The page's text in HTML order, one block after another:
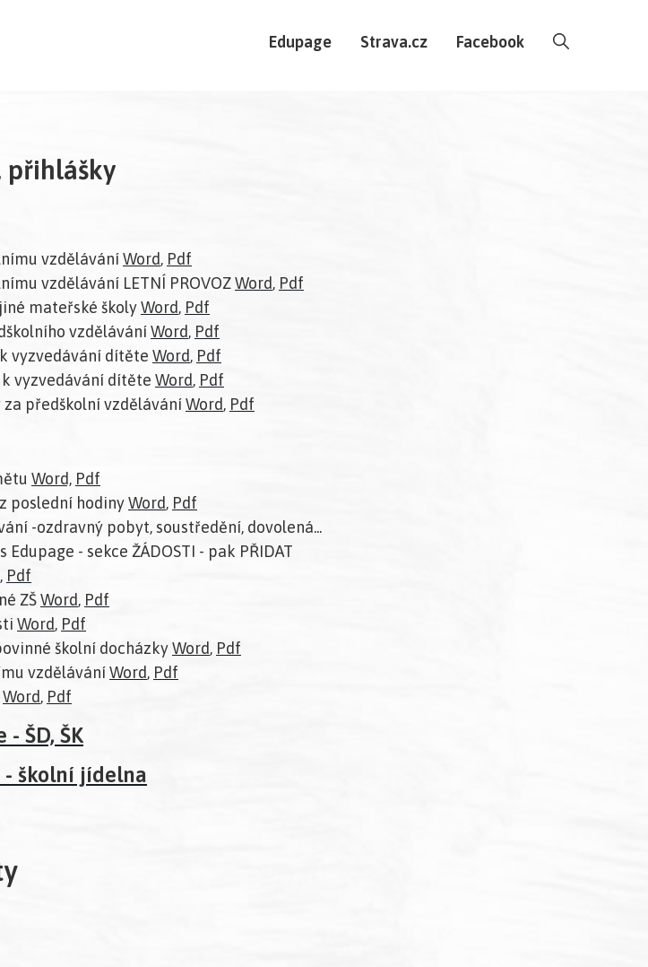
Edupage Strava.cz Facebook
přihlášky
vzděláváníWord, Pdf
vzdělávání LETNÍ PROVOZWord, Pdf
mateřské školyWord, Pdf
vzděláváníWord, Pdf
vyzvedávání dítěte Word, Pdf
vyzvedávání dítěte Word, Pdf
předškolní vzděláváníWord, Pdf
Word, Pdf
poslední hodinyWord, Pdf
-ozdravný pobyt, soustředění, dovolená...
- sekce ŽÁDOSTI - pak PŘIDAT
, Pdf
ZŠWord, Pdf
Word, Pdf
školní docházkyWord, Pdf
vzděláváníWord, Pdf
Word, Pdf
ŠD, ŠK
- školní jídelna